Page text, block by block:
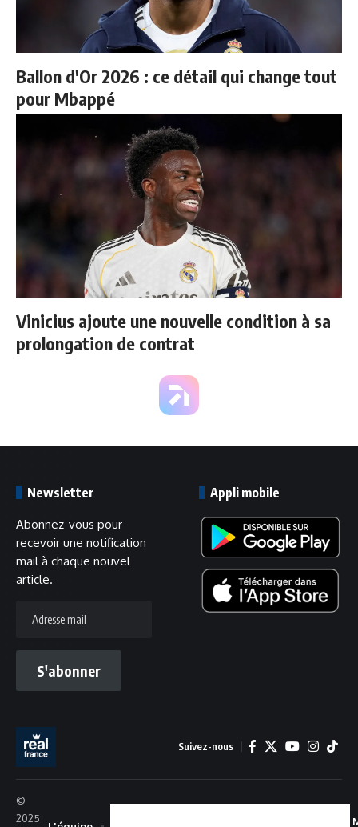
Ballon d'Or 2026 : ce détail qui change tout
pour Mbappé
Vinicius ajoute une nouvelle condition à sa
prolongation de contrat
Newsletter
Abonnez-vous pour
recevoir une notification
mail à chaque nouvel
article.
mail
S'abonner
Appli mobile
Suivez-nous
©
2025